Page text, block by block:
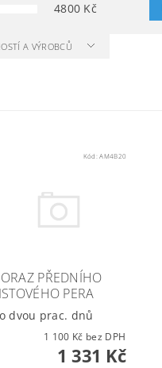
4800 Kč
A VÝROBCŮ
Kód:AM4B20
PŘEDNÍHO
PERA
dvou prac. dnů
1 100 Kč bez DPH
1 331 Kč